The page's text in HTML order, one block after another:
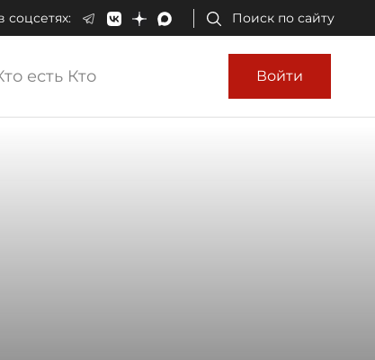
соцсетях: Поиск по сайту
есть Кто Войти